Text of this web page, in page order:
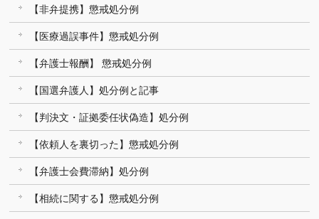
【非弁提携】懲戒処分例
【医療過誤事件】懲戒処分例
【弁護士報酬】 懲戒処分例
【国選弁護人】処分例と記事
【判決文・証拠委任状偽造】処分例
【依頼人を裏切った】懲戒処分例
【弁護士会費滞納】処分例
【相続に関する】懲戒処分例